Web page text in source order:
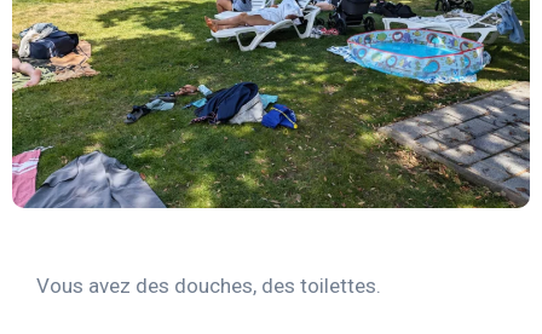
Vous avez des douches, des toilettes.